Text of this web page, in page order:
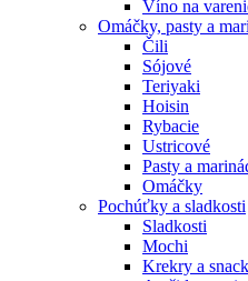
Víno na
Omáčky, pasty a
Čili
Sójové
Teriyaki
Hoisin
Rybacie
Ustricové
Pasty a
Omáčky
Pochúťky a sladkosti
Sladkosti
Mochi
Krekry a